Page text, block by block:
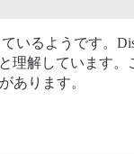
いるようです。
理解しています。
あります。